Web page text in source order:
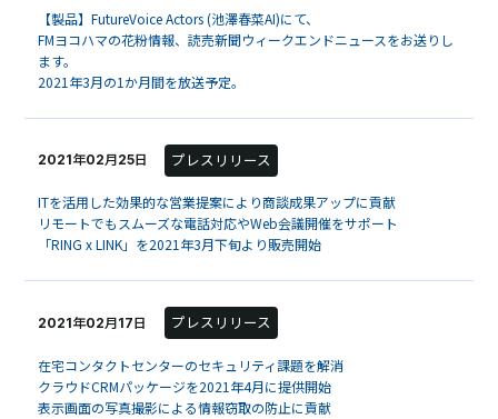
【製品】FutureVoice Actors (池澤春菜AI)にて、
FMヨコハマの花粉情報、読売新聞ウィークエンドニュースをお送りし
ます。
2021年3月の1か月間を放送予定。
2021年02月25日 プレスリリース
ITを活用した効果的な営業提案により商談成果アップに貢献
リモートでもスムーズな電話対応やWeb会議開催をサポート
「RING x LINK」を2021年3月下旬より販売開始
2021年02月17日 プレスリリース
在宅コンタクトセンターのセキュリティ課題を解消
クラウドCRMパッケージを2021年4月に提供開始
表示画面の写真撮影による情報窃取の防止に貢献